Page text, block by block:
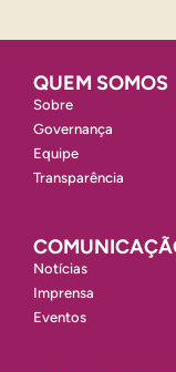
QUEM SOMOS
Sobre
Governança
Equipe
Transparência
Notícias
Imprensa
Eventos